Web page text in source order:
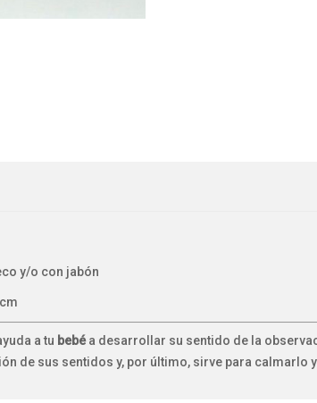
y/o con jabón
a tu bebéa desarrollar su sentido de la
de sus sentidos y, por último, sirve para calmarlo